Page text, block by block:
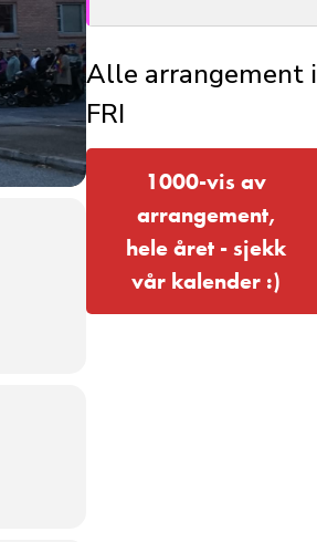
Alle arrangement i
FRI
1000-vis av
arrangement,
hele året - sjekk
vår kalender :)